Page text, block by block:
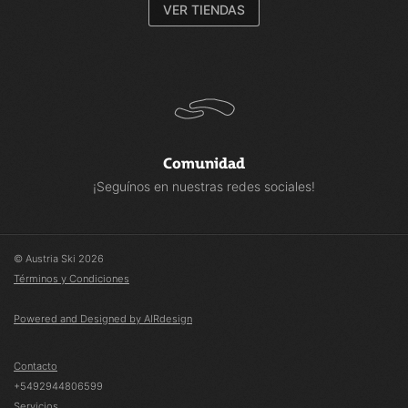
VER TIENDAS
Comunidad
¡Seguínos en nuestras redes sociales!
© Austria Ski 2026
Términos y Condiciones
Powered and Designed by AIRdesign
Contacto
+5492944806599